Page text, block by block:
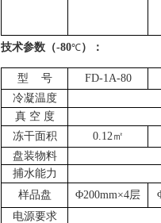
技术参数 （-80℃） ：
型 号 FD-1A-80
冷凝温度
真 空 度
冻干面积
0.12㎡
盘装物料
捕水能力
样品盘
Φ200mm×4层
电源要求